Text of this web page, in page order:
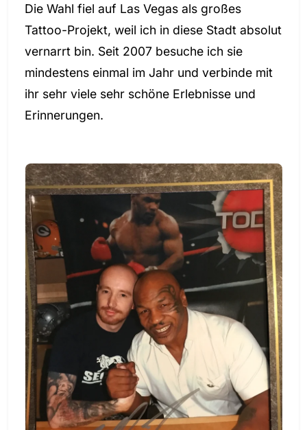
Die Wahl fiel auf Las Vegas als großes
Tattoo-Projekt, weil ich in diese Stadt absolut
vernarrt bin. Seit 2007 besuche ich sie
mindestens einmal im Jahr und verbinde mit
ihr sehr viele sehr schöne Erlebnisse und
Erinnerungen.